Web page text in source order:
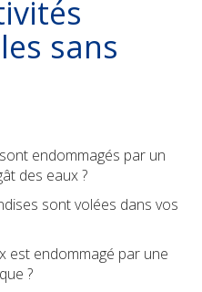
sans
endommagés par un
des eaux ?
sont volées dans vos
est endommagé par une
?